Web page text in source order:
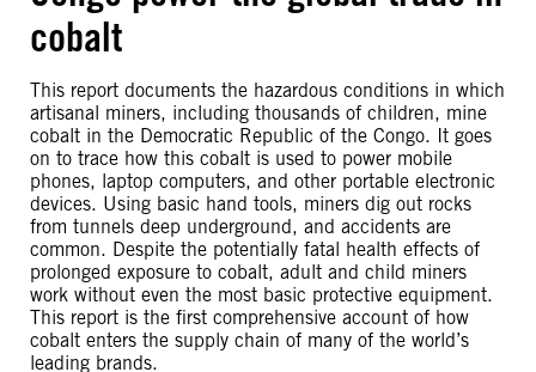
cobalt
This report documents the hazardous conditions in which
artisanal miners, including thousands of children, mine
cobalt in the Democratic Republic of the Congo. It goes
on to trace how this cobalt is used to power mobile
phones, laptop computers, and other portable electronic
devices. Using basic hand tools, miners dig out rocks
from tunnels deep underground, and accidents are
common. Despite the potentially fatal health effects of
prolonged exposure to cobalt, adult and child miners
work without even the most basic protective equipment.
This report is the first comprehensive account of how
cobalt enters the supply chain of many of the world’s
leading brands.